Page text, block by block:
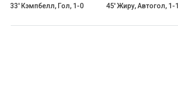
33' Кэмпбелл, Гол, 1-0 45' Жиру, Автогол, 1-1